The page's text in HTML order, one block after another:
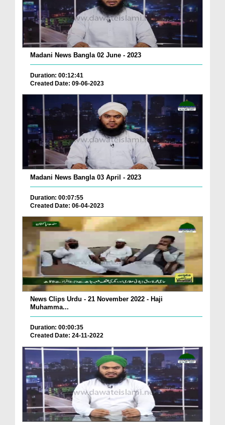
Madani News Bangla 02 June - 2023
Duration: 00:12:41
Created Date: 09-06-2023
Madani News Bangla 03 April - 2023
Duration: 00:07:55
Created Date: 06-04-2023
News Clips Urdu - 21 November 2022 - Haji
Muhamma...
Duration: 00:00:35
Created Date: 24-11-2022